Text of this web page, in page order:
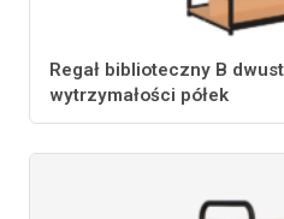
Regał biblioteczny B
wytrzymałości półek